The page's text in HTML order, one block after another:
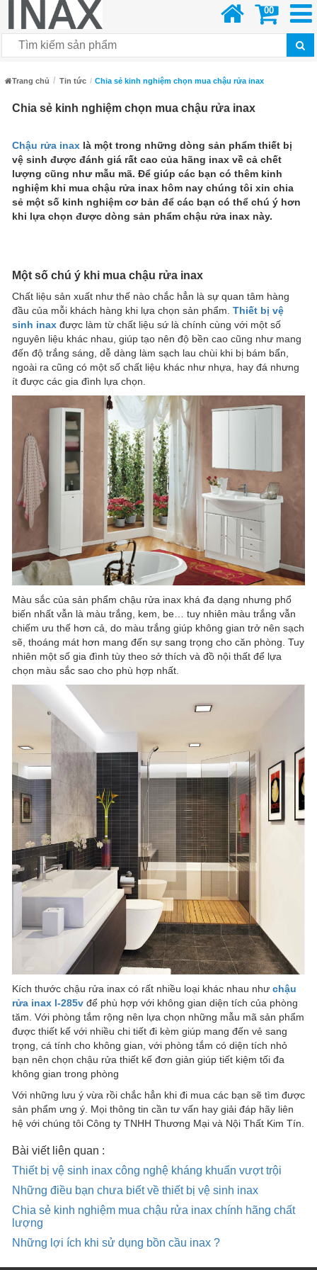
00
Trang chủ Tin tức Chia sẻ kinh nghiệm chọn mua chậu rửa inax
Chia sẻ kinh nghiệm chọn mua chậu rửa inax
Chậu rửa inax là một trong những dòng sản phẩm thiết bị
vệ sinh được đánh giá rất cao của hãng inax về cả chết
lượng cũng như mẫu mã. Để giúp các bạn có thêm kinh
nghiệm khi mua chậu rửa inax hôm nay chúng tôi xin chia
sẻ một số kinh nghiệm cơ bản để các bạn có thể chú ý hơn
khi lựa chọn được dòng sản phẩm chậu rửa inax này.
Một số chú ý khi mua chậu rửa inax
Chất liệu sản xuất như thế nào chắc hẳn là sự quan tâm hàng
đầu của mỗi khách hàng khi lựa chọn sản phẩm. Thiết bị vệ
sinh inax được làm từ chất liệu sứ là chính cùng với một số
nguyên liệu khác nhau, giúp tạo nên độ bền cao cũng như mang
đến độ trắng sáng, dễ dàng làm sạch lau chùi khi bị bám bẩn,
ngoài ra cũng có một số chất liệu khác như nhựa, hay đá nhưng
ít được các gia đình lựa chọn.
Màu sắc của sản phẩm chậu rửa inax khá đa dạng nhưng phổ
biến nhất vẫn là màu trắng, kem, be… tuy nhiên màu trắng vẫn
chiếm ưu thế hơn cả, do màu trắng giúp không gian trở nên sạch
sẽ, thoáng mát hơn mang đến sự sang trọng cho căn phòng. Tuy
nhiên một số gia đình tùy theo sở thích và đồ nội thất để lựa
chọn màu sắc sao cho phù hợp nhất.
Kích thước chậu rửa inax có rất nhiều loại khác nhau như chậu
rửa inax l-285v để phù hợp với không gian diện tích của phòng
tăm. Với phòng tắm rộng nên lựa chọn những mẫu mã sản phẩm
được thiết kế với nhiều chi tiết đi kèm giúp mang đến vẻ sang
trọng, cá tính cho không gian, với phòng tắm có diện tích nhỏ
bạn nên chọn chậu rửa thiết kế đơn giản giúp tiết kiệm tối đa
không gian trong phòng
Với những lưu ý vừa rồi chắc hẳn khi đi mua các bạn sẽ tìm được
sản phẩm ưng ý. Mọi thông tin cần tư vấn hay giải đáp hãy liên
hệ với chúng tôi Công ty TNHH Thương Mại và Nội Thất Kim Tín.
Bài viết liên quan :
Thiết bị vệ sinh inax công nghệ kháng khuẩn vượt trội
Những điều bạn chưa biết về thiết bị vệ sinh inax
Chia sẻ kinh nghiệm mua chậu rửa inax chính hãng chất
lượng
Những lợi ích khi sử dụng bồn cầu inax ?